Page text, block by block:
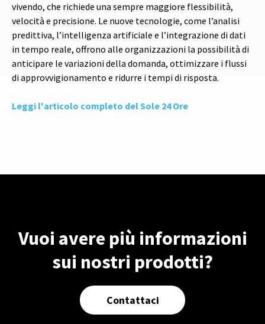
vivendo, che richiede una sempre maggiore flessibilità,
velocità e precisione. Le nuove tecnologie, come l’analisi
predittiva, l’intelligenza artificiale e l’integrazione di dati
in tempo reale, offrono alle organizzazioni la possibilità di
anticipare le variazioni della domanda, ottimizzare i flussi
di approvvigionamento e ridurre i tempi di risposta.
Leggi l'articolo completo del Sole 24 Ore
Vuoi avere più informazioni
sui nostri prodotti?
Contattaci